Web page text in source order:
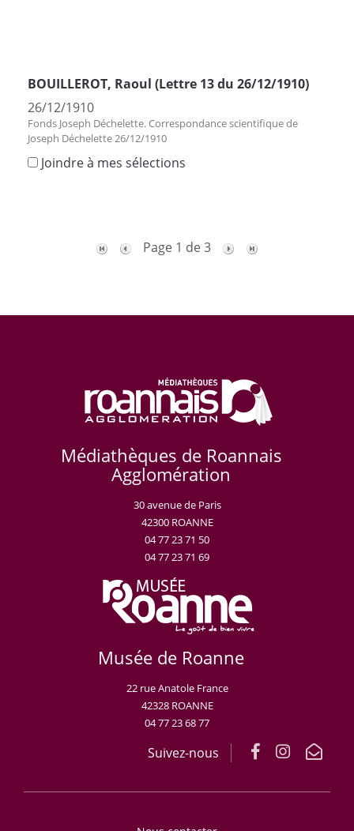
BOUILLEROT, Raoul (Lettre 13 du 26/12/1910)
26/12/1910
Fonds Joseph Déchelette. Correspondance scientifique de
Joseph Déchelette 26/12/1910
Joindre à mes sélections
Page 1 de 3
Médiathèques de Roannais
Agglomération
30 avenue de Paris
42300 ROANNE
04 77 23 71 50
04 77 23 71 69
Musée de Roanne
22 rue Anatole France
42328 ROANNE
04 77 23 68 77
Suivez-nous